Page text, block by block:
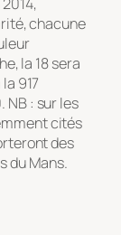
chacune
la 18 sera
917
NB : sur les
cités
des
du Mans.